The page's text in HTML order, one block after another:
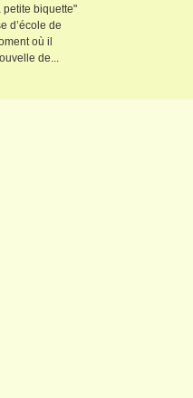
petite biquette"
d’école de
où il
de...